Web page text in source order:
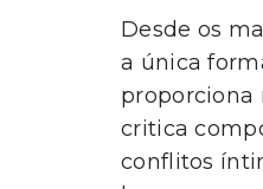
Desde os
a única
proporciona
critica
conflitos